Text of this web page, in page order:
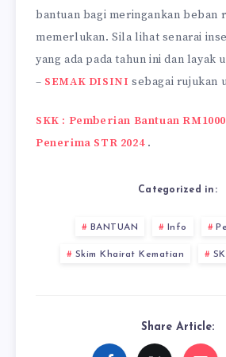
bantuan bagi meringankan beban
memerlukan. Sila lihat senarai
yang ada pada tahun ini dan layak
– SEMAK DISINI sebagai rujukan
SKK : Pemberian Bantuan
Penerima STR 2024 .
Categorized in:
BANTUAN Info
Skim Khairat Kematian
Share Article: